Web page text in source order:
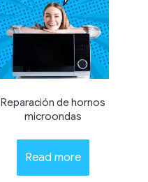
Reparación de hornos
microondas
Read more